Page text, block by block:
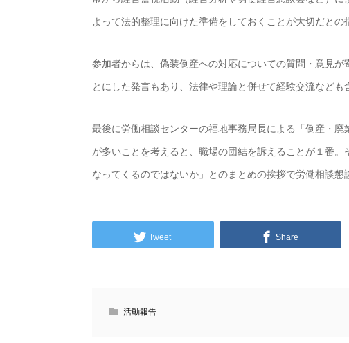
よって法的整理に向けた準備をしておくことが大切だとの
参加者からは、偽装倒産への対応についての質問・意見
とにした発言もあり、法律や理論と併せて経験交流なども
最後に労働相談センターの福地事務局長による「倒産・
が多いことを考えると、職場の団結を訴えることが１番
なってくるのではないか」とのまとめの挨拶で労働相談懇
Tweet Share
活動報告